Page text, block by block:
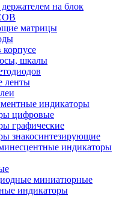
на блок
матрицы
шкалы
ленты
индикаторы
цифровые
графические
знакосинтезирующие
индикаторы
миниатюрные
индикаторы